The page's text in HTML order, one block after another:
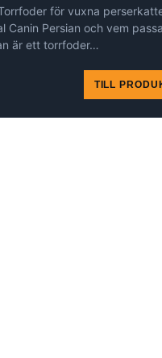
för vuxna
Canin Persian och vem
är ett torrfoder…
TILL